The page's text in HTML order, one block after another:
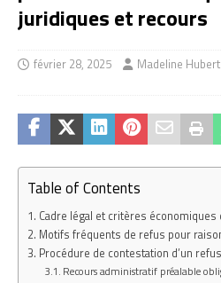
juridiques et recours
février 28, 2025 Madeline Hubert
Table of Contents
Cadre légal et critères économiques
Motifs fréquents de refus pour
Procédure de contestation d’un
Recours administratif préalable